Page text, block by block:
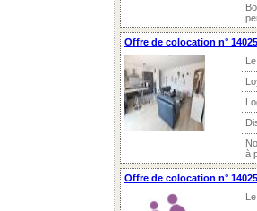
Offre de colocation n°
Le
à
Offre de colocation n°
Le